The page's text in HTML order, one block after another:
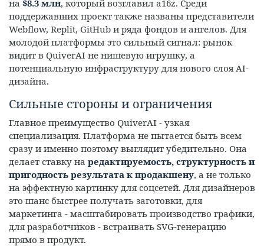
на $8.3 млн, который возглавил a16z. Среди
поддержавших проект также названы представители
Webflow, Replit, GitHub и ряда фондов и ангелов. Для
молодой платформы это сильный сигнал: рынок
видит в QuiverAI не нишевую игрушку, а
потенциальную инфраструктуру для нового слоя AI-
дизайна.
Сильные стороны и ограничения
Главное преимущество QuiverAI - узкая
специализация. Платформа не пытается быть всем
сразу и именно поэтому выглядит убедительно. Она
делает ставку на редактируемость, структурность и
пригодность результата к продакшену, а не только
на эффектную картинку для соцсетей. Для дизайнеров
это шанс быстрее получать заготовки, для
маркетинга - масштабировать производство графики,
для разработчиков - встраивать SVG-генерацию
прямо в продукт.